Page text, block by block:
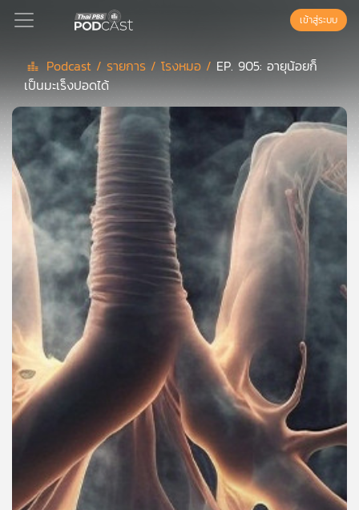
Podcast
เพล
ย์
ลิ
สต์
แนะนำ
เพล
สต์
ของ
คุณ
เพลง
บทความ
เข้าสู่ระบบ
Podcast / รายการ /โรงหมอ / EP. 905: อายุน้อยก็
เป็นมะเร็งปอดได้